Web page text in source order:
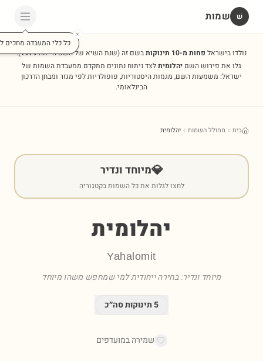
שׁ שמות
כל כלי המעבדה מחכים
נולדו בישראל פחות מ-10 תינוקות בשם זה(שנת השיא של השם הייתה1979
).
גלו את פירוש השם יהלומיתלצד ניתוח נתונים מתקדם ממעבדת השמות של
ישראל: משמעות השם, מגמות היסטוריות, פופולריות לפי מגזר ומבחן הדרכון
הבינלאומי.
בית מחולל השמות יהלומית
💎מיוחד ונדיר
לחצו לגלות את כל השמות בקטגוריה
יהלומית
Yahalomit
מיוחד ונדיר: בחירה ייחודית למי שמחפש משהו מיוחד
5תינוקות סה״כ
שמירה במועדפים